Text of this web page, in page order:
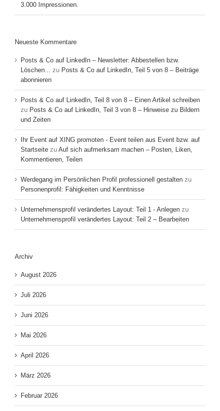
3.000 Impressionen.
Neueste Kommentare
Posts & Co auf LinkedIn – Newsletter: Abbestellen bzw.
Löschen...
zu Posts & Co auf LinkedIn, Teil 5 von 8 – Beiträge
abonnieren
Posts & Co auf LinkedIn, Teil 8 von 8 – Einen Artikel schreiben
zu Posts & Co auf LinkedIn, Teil 3 von 8 – Hinweise zu Bildern
und Zeiten
Ihr Event auf XING promoten - Event teilen aus Event bzw. auf
Startseite zu Auf sich aufmerksam machen – Posten, Liken,
Kommentieren, Teilen
Werdegang im Persönlichen Profil professionell gestalten zu
Personenprofil: Fähigkeiten und Kenntnisse
Unternehmensprofil verändertes Layout: Teil 1 - Anlegen zu
Unternehmensprofil verändertes Layout: Teil 2 – Bearbeiten
Archiv
August 2026
Juli 2026
Juni 2026
Mai 2026
April 2026
März 2026
Februar 2026